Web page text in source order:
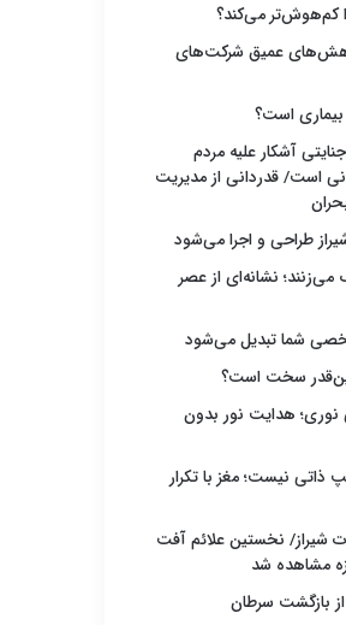
کم‌هوش‌تر می‌کند؟
عمیق شرکت‌های
بیماری است؟
آشکار علیه مردم
است/ قدردانی از مدیریت
طراحی و اجرا می‌شود
نشانه‌ای از عصر
شما تبدیل می‌شود
سخت است؟
نوری؛ هدایت نور بدون
نیست؛ مغز با تکرار
شیراز/ نخستین علائم آفت
مشاهده شد
از بازگشت سرطان